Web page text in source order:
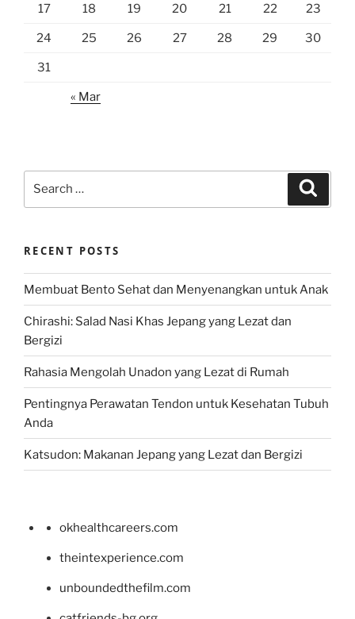
17 18 19 20 21 22 23
24 25 26 27 28 29 30
31
« Mar
RECENT POSTS
Membuat Bento Sehat dan Menyenangkan untuk Anak
Chirashi: Salad Nasi Khas Jepang yang Lezat dan
Bergizi
Rahasia Mengolah Unadon yang Lezat di Rumah
Pentingnya Perawatan Tendon untuk Kesehatan Tubuh
Anda
Katsudon: Makanan Jepang yang Lezat dan Bergizi
okhealthcareers.com
theintexperience.com
unboundedthefilm.com